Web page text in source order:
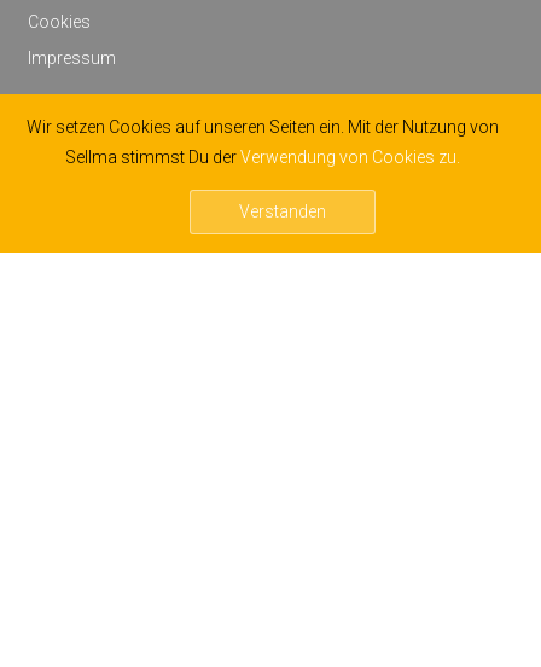
Cookies
Impressum
Für Verkäufer
Konditionen für Verkäufer
Wir setzen Cookies auf unseren Seiten ein. Mit der Nutzung von
Sellma stimmst Du derVerwendung von Cookies zu.
Verstanden